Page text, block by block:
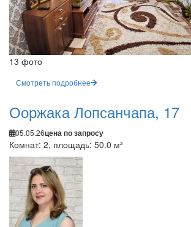
13 фото
Смотреть подробнее
Ооржака Лопсанчапа, 17
05.05.26цена по запросу
Комнат: 2, площадь: 50.0 м²